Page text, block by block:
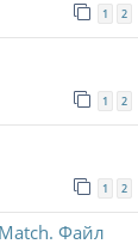
1 2
1 2
1 2
Файл